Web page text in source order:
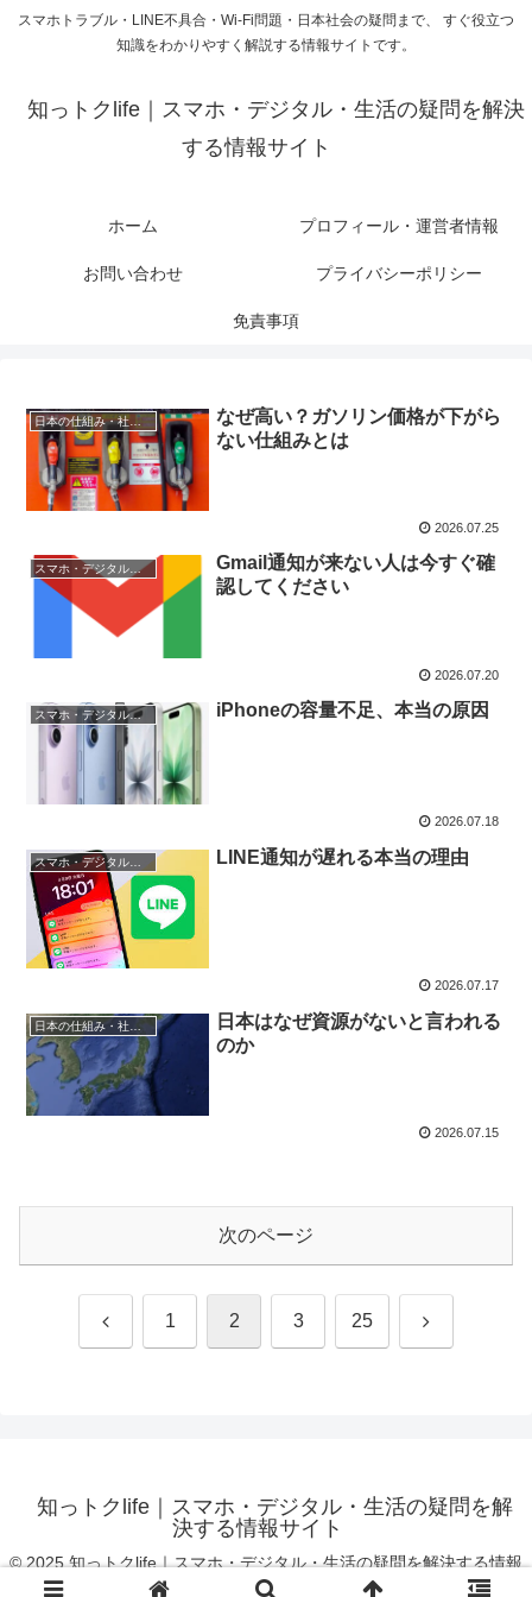
スマホトラブル・LINE不具合・Wi-Fi問題・日本社会の疑問まで、 すぐ役立つ
知識をわかりやすく解説する情報サイトです。
知っトクlife｜スマホ・デジタル・生活の疑問を解決
する情報サイト
ホーム プロフィール・運営者情報
お問い合わせ プライバシーポリシー
免責事項
日本の仕組み・社会の疑問
なぜ高い？ガソリン価格が下がら
ない仕組みとは
2026.07.25
スマホ・デジタルトラブル
Gmail通知が来ない人は今すぐ確
認してください
2026.07.20
スマホ・デジタルトラブル iPhoneの容量不足、本当の原因
2026.07.18
スマホ・デジタルトラブル LINE通知が遅れる本当の理由
2026.07.17
日本の仕組み・社会の疑問
日本はなぜ資源がないと言われる
のか
2026.07.15
次のページ
前 1 2 3 25 次
知っトクlife｜スマホ・デジタル・生活の疑問を解
決する情報サイト
© 2025 知っトクlife｜スマホ・デジタル・生活の疑問を解決する情報
サイト.